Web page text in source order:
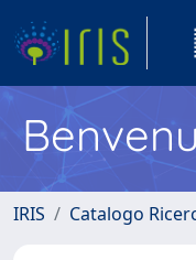
IRIS Catalogo